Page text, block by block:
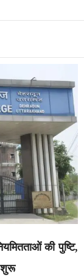
की पुष्टि,
शुरू